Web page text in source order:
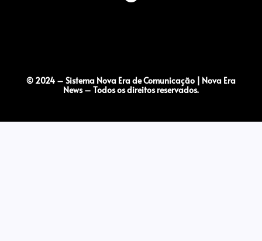
© 2024 – Sistema Nova Era de Comunicação | Nova Era
News – Todos os direitos reservados.